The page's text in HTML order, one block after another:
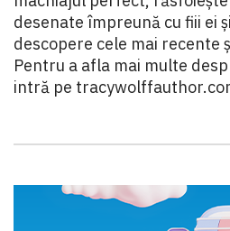
desenate împreună cu fiii ei
descopere cele mai recente
Pentru a afla mai multe
intră pe